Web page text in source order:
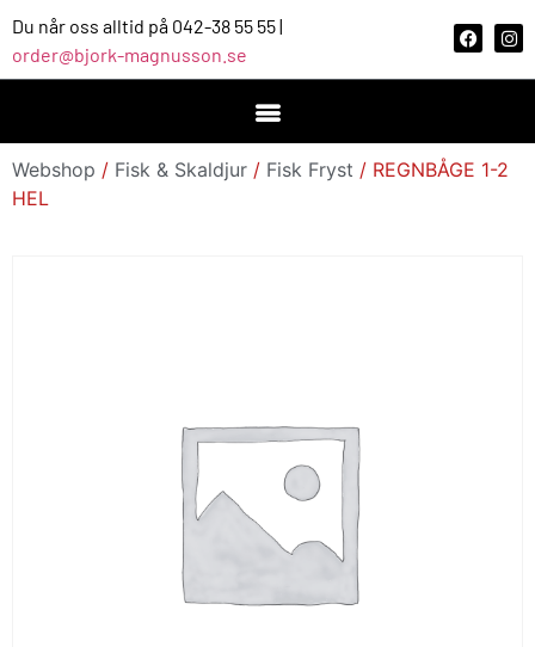
Du når oss alltid på 042-38 55 55 |
order@bjork-magnusson.se
Webshop / Fisk & Skaldjur / Fisk Fryst / REGNBÅGE 1-2
HEL